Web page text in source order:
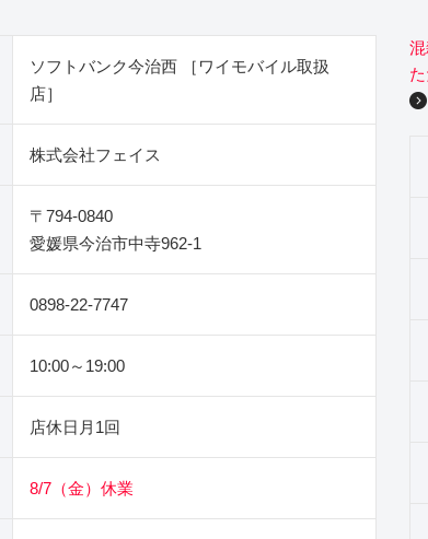
ソフトバンク今治西 ［ワイモバイル取扱
店］
株式会社フェイス
〒794-0840
愛媛県今治市中寺962‐1
0898-22-7747
10:00～19:00
店休日月1回
8/7（金）休業